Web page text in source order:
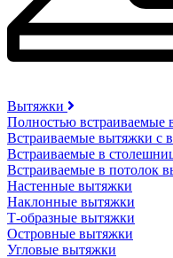
Вытяжки
Полностью встраиваемые
Встраиваемые вытяжки с
Встраиваемые в
Встраиваемые в потолок
Настенные вытяжки
Наклонные вытяжки
Т-образные вытяжки
Островные вытяжки
Угловые вытяжки